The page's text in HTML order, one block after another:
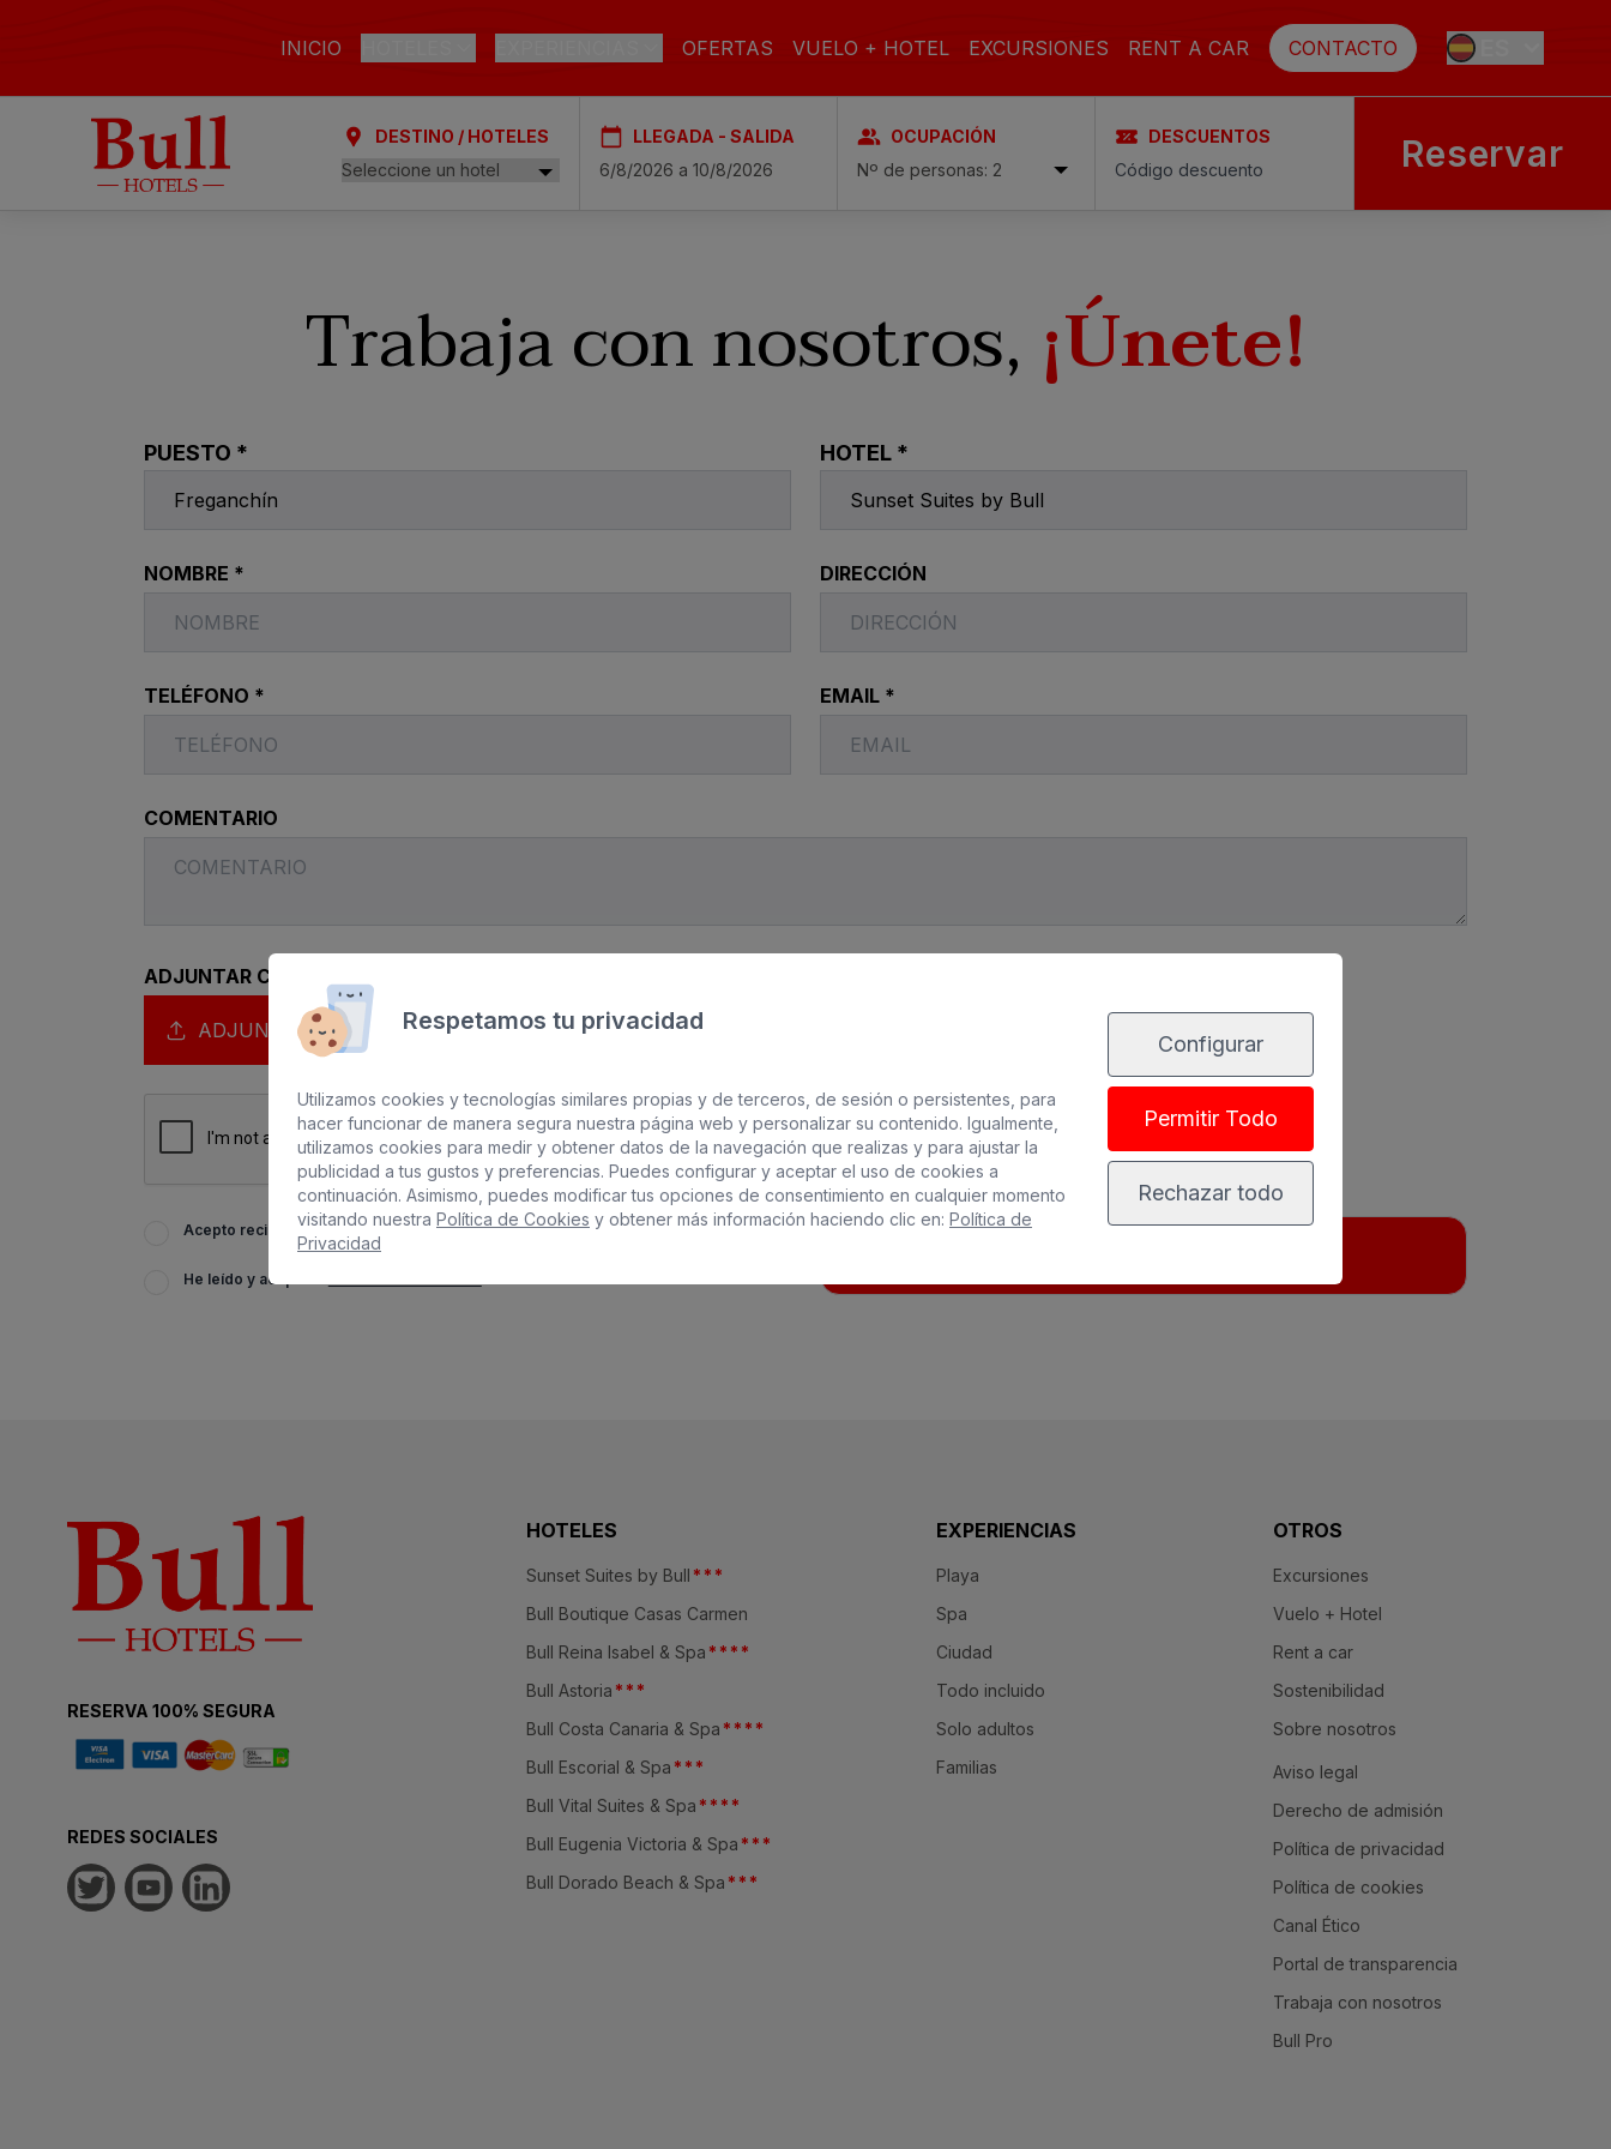
INICIO
LAS PALMAS DE GRAN CANARIA
Bull Astoria
PLAYA DEL INGLÉS
OFERTAS VUELO + HOTEL EXCURSIONES RENT A CAR CONTACTO
DESTINO / HOTELES LLEGADA - SALIDA
OCUPACIÓN
Nº de personas: 2
DESCUENTOS Reservar
Trabaja con nosotros, ¡Únete!
PUESTO * HOTEL *
NOMBRE * DIRECCIÓN
TELÉFONO * EMAIL *
COMENTARIO
ADJUNTAR CURRICULUM *
ADJUNTAR CURRICULUM
Acepto recibir información de BULL HOTELS, incluso por medios electrónicos.
He leído y acepto la
RESERVA 100% SEGURA
REDES SOCIALES
HOTELES
Sunset Suites by Bull * * *
Bull Boutique Casas Carmen
Bull Reina Isabel & Spa * * * *
Bull Astoria * * *
Bull Costa Canaria & Spa * * * *
Bull Escorial & Spa * * *
Bull Vital Suites & Spa * * * *
Bull Eugenia Victoria & Spa * * *
Bull Dorado Beach & Spa * * *
EXPERIENCIAS
Playa
Spa
Ciudad
Todo incluido
Solo adultos
Familias
OTROS
Excursiones
Vuelo + Hotel
Rent a car
Sostenibilidad
Sobre nosotros
Aviso legal
Derecho de admisión
Política de privacidad
Política de cookies
Canal Ético
Portal de transparencia
Trabaja con nosotros
Bull Pro
Respetamos tu privacidad
Utilizamos cookies y tecnologías similares propias y de terceros, de sesión o persistentes, para
hacer funcionar de manera segura nuestra página web y personalizar su contenido. Igualmente,
utilizamos cookies para medir y obtener datos de la navegación que realizas y para ajustar la
publicidad a tus gustos y preferencias. Puedes configurar y aceptar el uso de cookies a
continuación. Asimismo, puedes modificar tus opciones de consentimiento en cualquier momento
visitando nuestra Política de Cookies y obtener más información haciendo clic en: Política de
Privacidad
Configurar
Permitir Todo
Rechazar todo